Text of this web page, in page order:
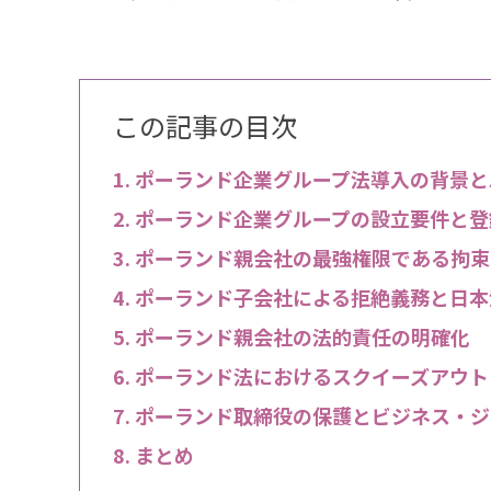
この記事の目次
ポーランド企業グループ法導入の背景
ポーランド企業グループの設立要件と
ポーランド親会社の最強権限である拘
ポーランド子会社による拒絶義務と日
ポーランド親会社の法的責任の明確化
ポーランド法におけるスクイーズアウ
ポーランド取締役の保護とビジネス・
まとめ